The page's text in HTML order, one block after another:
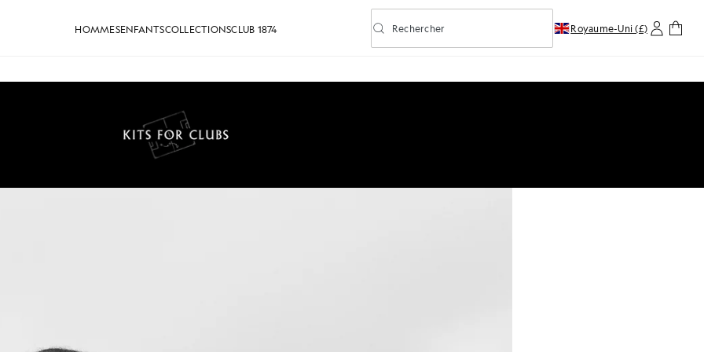
HOMMESENFANTSCOLLECTIONSCLUB 1874 Activer/désactiver la recherche prédictive
Rechercher Royaume-Uni (£)